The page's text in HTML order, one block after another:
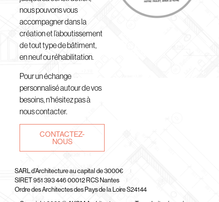
nous pouvons vous
accompagner dans la
création et l’aboutissement
de tout type de bâtiment,
en neuf ou réhabilitation.
Pour un échange
personnalisé autour de vos
besoins, n’hésitez pas à
nous contacter.
CONTACTEZ-
NOUS
SARL d’Architecture au capital de 3000€
SIRET 951 393 446 00012 RCS Nantes
Ordre des Architectes des Pays de la Loire S24144